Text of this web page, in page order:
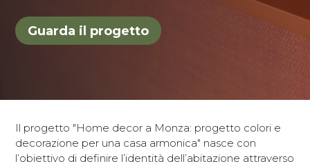
Guarda il progetto
Il progetto "Home decor a Monza: progetto colori e
decorazione per una casa armonica" nasce con
l’obiettivo di definire l’identità dell’abitazione attraverso